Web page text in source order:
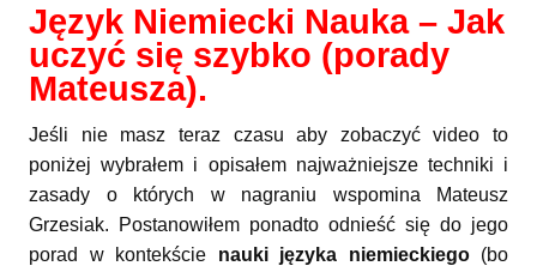
Język Niemiecki Nauka – Jak
uczyć się szybko (porady
Mateusza).
Jeśli nie masz teraz czasu aby zobaczyć video to
poniżej wybrałem i opisałem najważniejsze techniki i
zasady o których w nagraniu wspomina Mateusz
Grzesiak. Postanowiłem ponadto odnieść się do jego
porad w kontekście nauki języka niemieckiego(bo